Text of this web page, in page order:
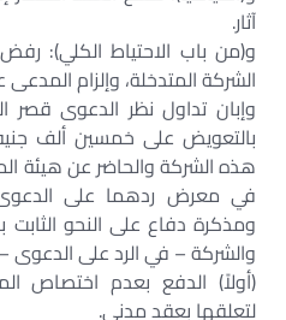
آثار.
و(من باب الاحتياط الكلي):
الشركة المتدخلة، وإلزام
وإبان تداول نظر الدعوى
بالتعويض على خمسين ألف
هذه الشركة والحاضر عن هيئة
في معرض ردهما على
ومذكرة دفاع على النحو الثابت
والشركة – في الرد على الدعوى
(أولاً) الدفع بعدم اختصاص
لتعلقها بعقد مدني.